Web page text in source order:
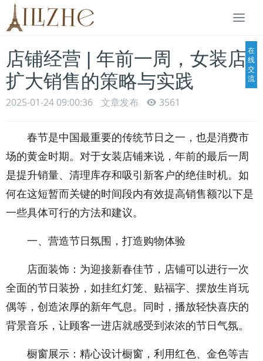
店铺经营 | 年前一周，女装店
扩大销售的策略与实践
2025-01-24 09:00:36 文章发布 3561
春节是中国最重要的传统节日之一，也是消费市
场的黄金时期。对于女装店铺来说，年前的最后一周
是提升销量、清理库存和吸引新客户的绝佳时机。如
何在这短暂而关键的时间段内有效提高销售额?以下是
一些具体可行的方法和建议。
一、营造节日氛围，打造购物体验
店面装饰：为迎接新春佳节，店铺可以进行一次
全面的节日装扮，如挂红灯笼、贴福字、摆放生肖玩
偶等，创造浓厚的新年气息。同时，播放轻快喜庆的
背景音乐，让顾客一进店就感受到浓浓的节日气氛。
橱窗展示：精心设计橱窗，利用红色、金色等吉
在
线
交
流